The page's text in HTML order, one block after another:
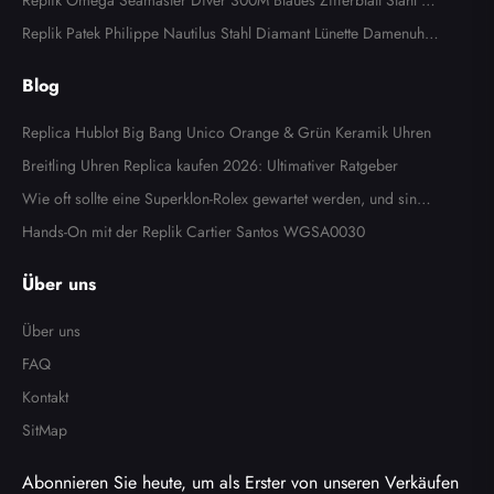
errenuhr 2531.80.00
Replik Patek Philippe Nautilus Stahl Diamant Lünette Damenuhr
Blog
Replica Hublot Big Bang Unico Orange & Grün Keramik Uhren
Breitling Uhren Replica kaufen 2026: Ultimativer Ratgeber
Wie oft sollte eine Superklon-Rolex gewartet werden, und sind d
ie Kosten es wert?
Hands-On mit der Replik Cartier Santos WGSA0030
Über uns
Über uns
FAQ
Kontakt
SitMap
Abonnieren Sie heute, um als Erster von unseren Verkäufen